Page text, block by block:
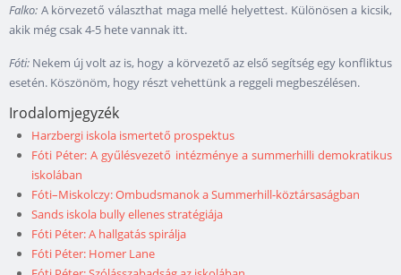
Falko: A körvezető választhat maga mellé helyettest. Különösen a kicsik,
akik még csak 4-5 hete vannak itt.
Fóti: Nekem új volt az is, hogy a körvezető az első segítség egy konfliktus
esetén. Köszönöm, hogy részt vehettünk a reggeli megbeszélésen.
Irodalomjegyzék
Harzbergi iskola ismertető prospektus
Fóti Péter: A gyűlésvezető intézménye a summerhilli demokratikus
iskolában
Fóti–Miskolczy: Ombudsmanok a Summerhill-köztársaságban
Sands iskola bully ellenes stratégiája
Fóti Péter: A hallgatás spirálja
Fóti Péter: Homer Lane